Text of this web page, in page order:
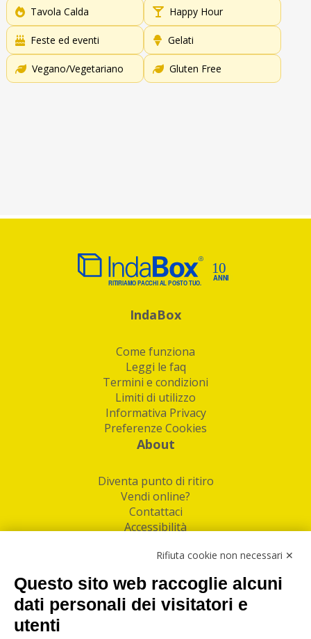
Tavola Calda Happy Hour
Feste ed eventi Gelati
Vegano/Vegetariano Gluten Free
IndaBox
Come funziona
Leggi le faq
Termini e condizioni
Limiti di utilizzo
Informativa Privacy
Preferenze Cookies
About
Diventa punto di ritiro
Vendi online?
Contattaci
Accessibilità
Facebook
Linkedin
I nostri punti di ritiro e spedizione pacchi nelle
Rifiuta cookie non necessari ✕
Questo sito web raccoglie alcuni
dati personali dei visitatori e
utenti